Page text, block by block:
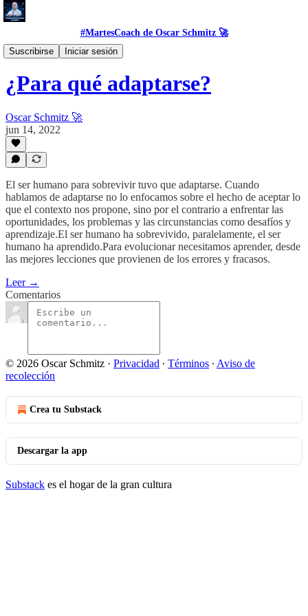
#MartesCoach de Oscar Schmitz 🚀
Suscribirse
Iniciar sesión
#Proposito
¿Para qué adaptarse?
Oscar Schmitz 🚀
jun 14, 2022
El ser humano para sobrevivir tuvo que adaptarse. Cuando
hablamos de adaptarse no lo enfocamos sobre el hecho de aceptar lo
que el contexto nos propone, sino por el contrario a enfrentar las
oportunidades, los problemas y las circunstancias como desafíos y
aprendizaje.El ser humano ha sobrevivido, paralelamente, el ser
humano ha aprendido.Para evolucionar necesitamos aprender, desde
las mejores lecciones que provienen de los errores y fracasos.
Leer →
Comentarios
© 2026 Oscar Schmitz · Privacidad ∙ Términos ∙ Aviso de
recolección
Crea tu Substack
Descargar la app
Substack es el hogar de la gran cultura